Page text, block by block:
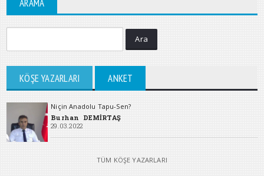
ARAMA
Ara
KÖŞE YAZARLARI ANKET
Niçin Anadolu Tapu-Sen?
Burhan DEMİRTAŞ
29.03.2022
TÜM KÖŞE YAZARLARI